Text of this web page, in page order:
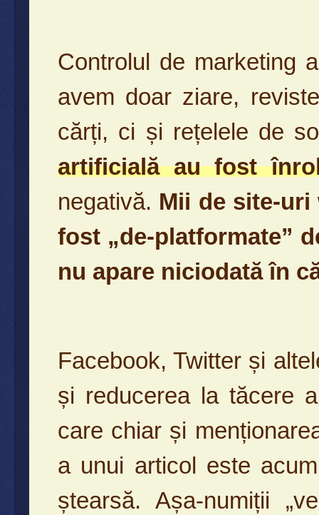
Controlul de marketing
avem doar ziare,
cărți, ci și rețelele de
artificială au fost
negativă. Mii de site-uri
fost „de-platformate”
nu apare niciodată în
Facebook, Twitter și
și reducerea la tăcere
care chiar și
a unui articol este
ștearsă. Așa-numiții